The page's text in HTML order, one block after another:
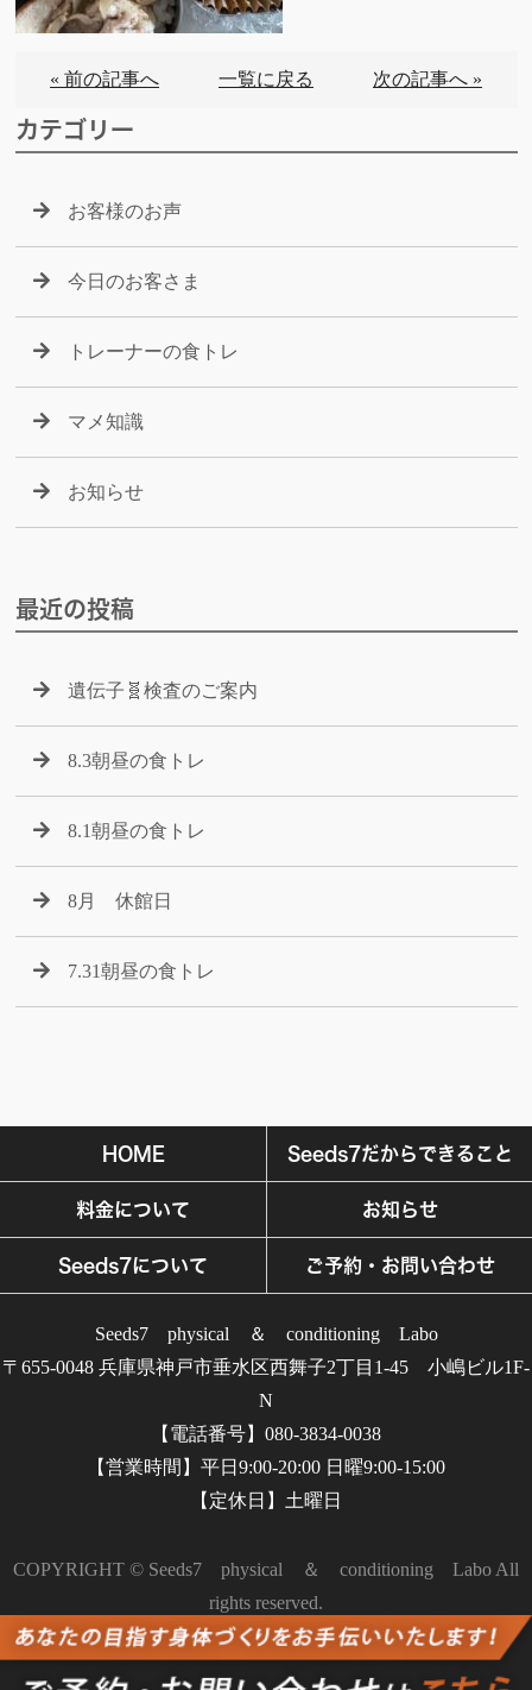
« 前の記事へ 一覧に戻る 次の記事へ »
カテゴリー
お客様のお声
今日のお客さま
トレーナーの食トレ
マメ知識
お知らせ
最近の投稿
遺伝子🧬検査のご案内
8.3朝昼の食トレ
8.1朝昼の食トレ
8月 休館日
7.31朝昼の食トレ
HOME Seeds7だからできること
料金について お知らせ
Seeds7について ご予約・お問い合わせ
Seeds7 physical ＆ conditioning Labo
〒655-0048 兵庫県神戸市垂水区西舞子2丁目1-45 小嶋ビル1F-
N
【電話番号】080-3834-0038
【営業時間】平日9:00-20:00 日曜9:00-15:00
【定休日】土曜日
COPYRIGHT © Seeds7 physical ＆ conditioning Labo All
rights reserved.